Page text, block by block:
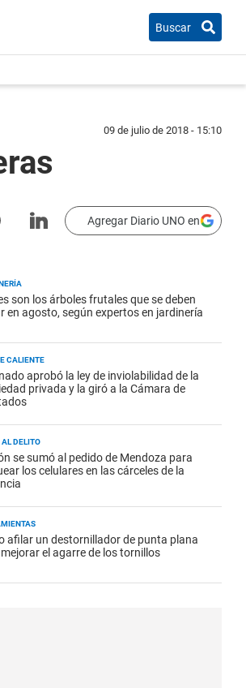
Buscar
09 de julio de 2018 - 15:10
Agregar Diario UNO en
son los árboles frutales que se deben
en agosto, según expertos en jardinería
CALIENTE
aprobó la ley de inviolabilidad de la
privada y la giró a la Cámara de
AL DELITO
se sumó al pedido de Mendoza para
los celulares en las cárceles de la
afilar un destornillador de punta plana
el agarre de los tornillos